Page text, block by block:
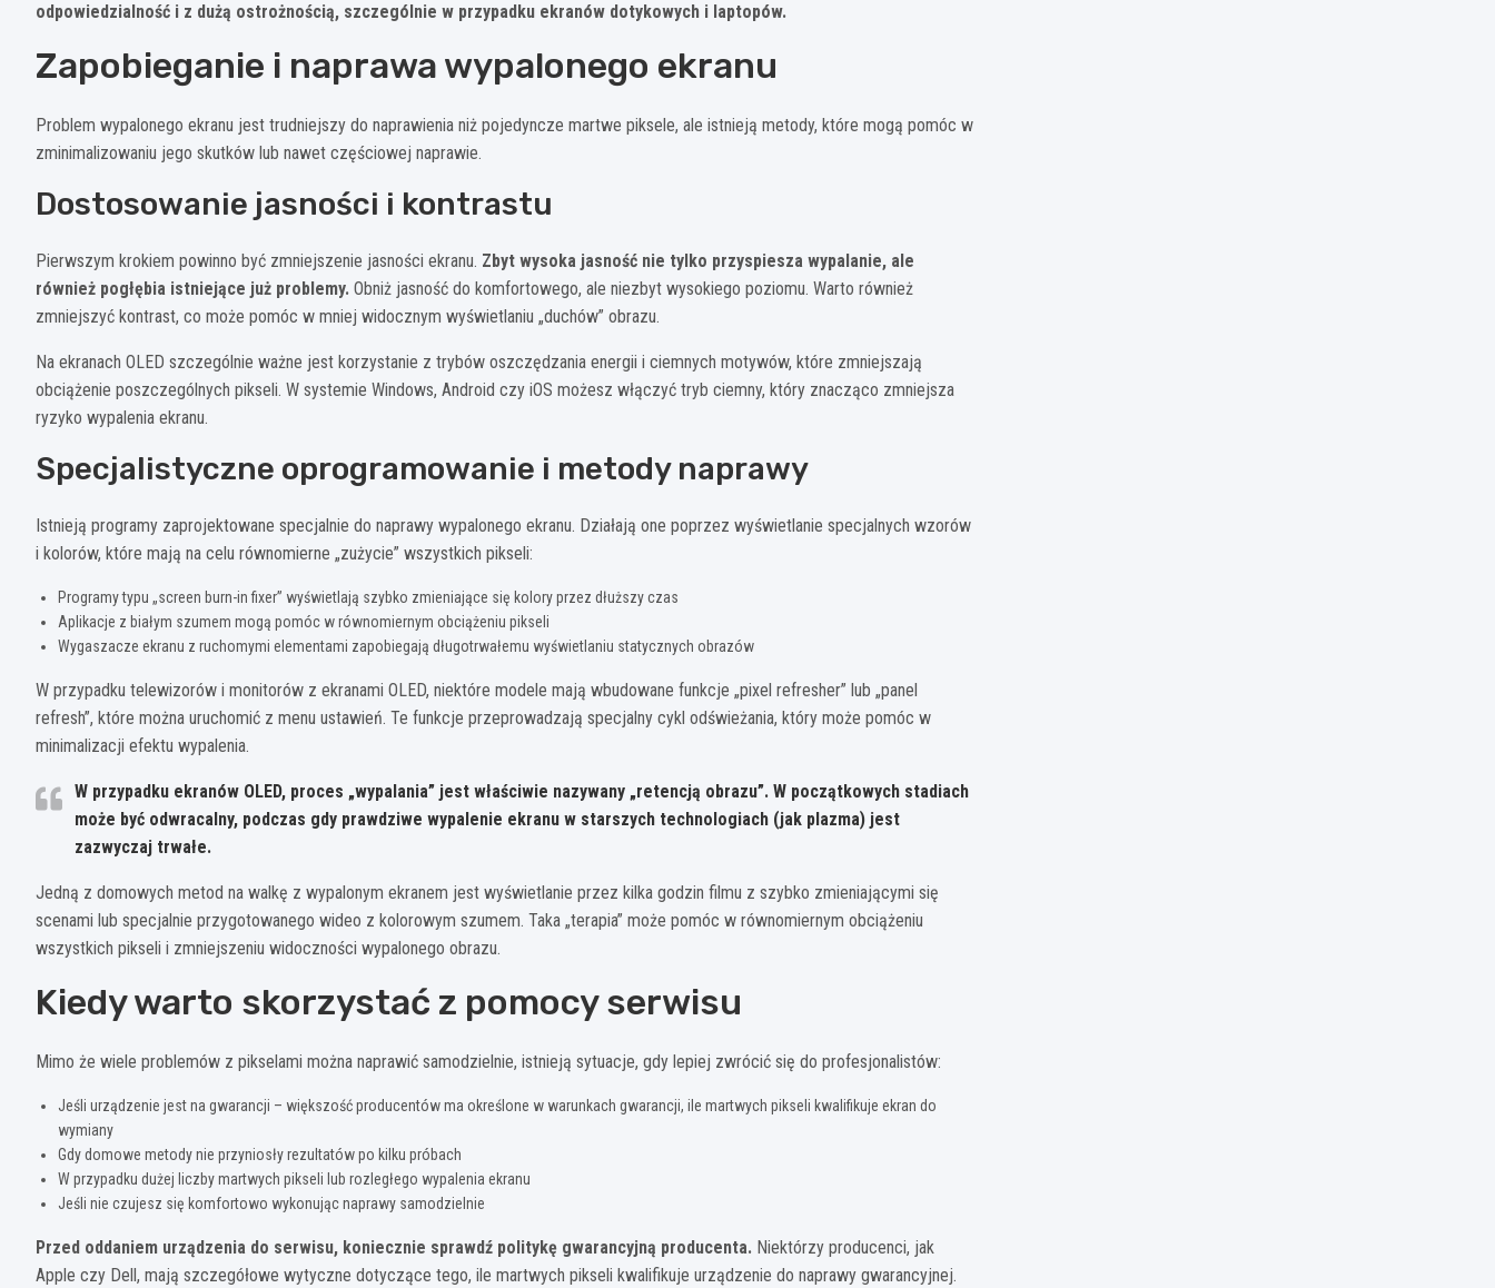
odpowiedzialność i z dużą ostrożnością, szczególnie w przypadku ekranów dotykowych i laptopów.
Zapobieganie i naprawa wypalonego ekranu
Problem wypalonego ekranu jest trudniejszy do naprawienia niż pojedyncze martwe piksele, ale istnieją metody, które mogą pomóc w
zminimalizowaniu jego skutków lub nawet częściowej naprawie.
Dostosowanie jasności i kontrastu
Pierwszym krokiem powinno być zmniejszenie jasności ekranu. Zbyt wysoka jasność nie tylko przyspiesza wypalanie, ale
również pogłębia istniejące już problemy. Obniż jasność do komfortowego, ale niezbyt wysokiego poziomu. Warto również
zmniejszyć kontrast, co może pomóc w mniej widocznym wyświetlaniu „duchów” obrazu.
Na ekranach OLED szczególnie ważne jest korzystanie z trybów oszczędzania energii i ciemnych motywów, które zmniejszają
obciążenie poszczególnych pikseli. W systemie Windows, Android czy iOS możesz włączyć tryb ciemny, który znacząco zmniejsza
ryzyko wypalenia ekranu.
Specjalistyczne oprogramowanie i metody naprawy
Istnieją programy zaprojektowane specjalnie do naprawy wypalonego ekranu. Działają one poprzez wyświetlanie specjalnych wzorów
i kolorów, które mają na celu równomierne „zużycie” wszystkich pikseli:
Programy typu „screen burn-in fixer” wyświetlają szybko zmieniające się kolory przez dłuższy czas
Aplikacje z białym szumem mogą pomóc w równomiernym obciążeniu pikseli
Wygaszacze ekranu z ruchomymi elementami zapobiegają długotrwałemu wyświetlaniu statycznych obrazów
W przypadku telewizorów i monitorów z ekranami OLED, niektóre modele mają wbudowane funkcje „pixel refresher” lub „panel
refresh”, które można uruchomić z menu ustawień. Te funkcje przeprowadzają specjalny cykl odświeżania, który może pomóc w
minimalizacji efektu wypalenia.
W przypadku ekranów OLED, proces „wypalania” jest właściwie nazywany „retencją obrazu”. W początkowych stadiach
może być odwracalny, podczas gdy prawdziwe wypalenie ekranu w starszych technologiach (jak plazma) jest
zazwyczaj trwałe.
Jedną z domowych metod na walkę z wypalonym ekranem jest wyświetlanie przez kilka godzin filmu z szybko zmieniającymi się
scenami lub specjalnie przygotowanego wideo z kolorowym szumem. Taka „terapia” może pomóc w równomiernym obciążeniu
wszystkich pikseli i zmniejszeniu widoczności wypalonego obrazu.
Kiedy warto skorzystać z pomocy serwisu
Mimo że wiele problemów z pikselami można naprawić samodzielnie, istnieją sytuacje, gdy lepiej zwrócić się do profesjonalistów:
Jeśli urządzenie jest na gwarancji – większość producentów ma określone w warunkach gwarancji, ile martwych pikseli kwalifikuje ekran do
wymiany
Gdy domowe metody nie przyniosły rezultatów po kilku próbach
W przypadku dużej liczby martwych pikseli lub rozległego wypalenia ekranu
Jeśli nie czujesz się komfortowo wykonując naprawy samodzielnie
Przed oddaniem urządzenia do serwisu, koniecznie sprawdź politykę gwarancyjną producenta. Niektórzy producenci, jak
Apple czy Dell, mają szczegółowe wytyczne dotyczące tego, ile martwych pikseli kwalifikuje urządzenie do naprawy gwarancyjnej.